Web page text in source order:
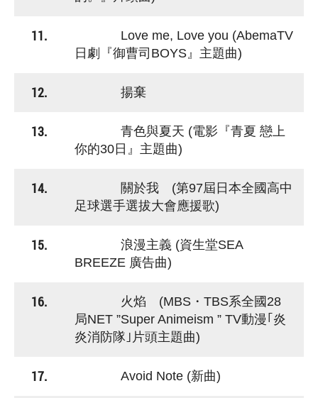
11.
Love me, Love you (AbemaTV
日劇『御曹司BOYS』主題曲)
12. 揚棄
13.
青色與夏天 (電影『青夏 戀上
你的30日』主題曲)
14.
關於我 (第97屆日本全國高中
足球選手選拔大會應援歌)
15.
浪漫主義 (資生堂SEA
BREEZE 廣告曲)
16.
火焰 (MBS・TBS系全國28
局NET ”Super Animeism ” TV動漫｢炎
炎消防隊｣片頭主題曲)
17. Avoid Note (新曲)